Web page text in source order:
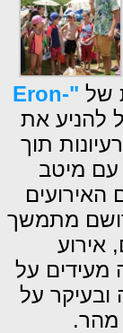
של
"Eron-
להניע את
תוך
עם מיטב
האירועים
מתמשך
אירוע
על
ובעיקר על
מהר.